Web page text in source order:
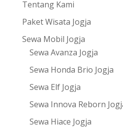
Tentang Kami
Paket Wisata Jogja
Sewa Mobil Jogja
Sewa Avanza Jogja
Sewa Honda Brio Jogja
Sewa Elf Jogja
Sewa Innova Reborn
Sewa Hiace Jogja